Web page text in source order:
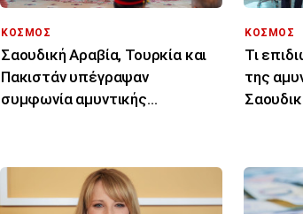
ΚΟΣΜΟΣ
Σαουδική Αραβία, Τουρκία και
Πακιστάν υπέγραψαν
συμφωνία αμυντικής
ΚΟΣΜΟΣ
Τι
της